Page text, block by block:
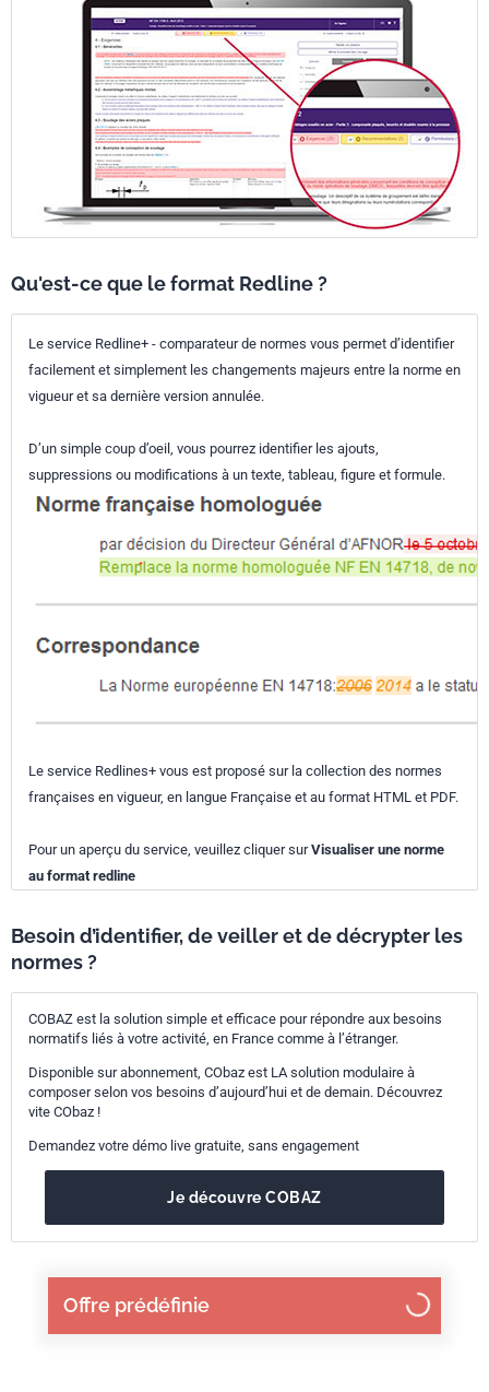
Offre prédéfinie
Qu'est-ce que le format Redline ?
Le service Redline+ - comparateur de normes vous permet d’identifier
facilement et simplement les changements majeurs entre la norme en
vigueur et sa dernière version annulée.
D’un simple coup d’oeil, vous pourrez identifier les ajouts,
suppressions ou modifications à un texte, tableau, figure et formule.
Le service Redlines+ vous est proposé sur la collection des normes
françaises en vigueur, en langue Française et au format HTML et PDF.
Pour un aperçu du service, veuillez cliquer surVisualiser une norme
au format redline
Besoin d’identifier, de veiller et de décrypter les
normes ?
COBAZ est la solution simple et efficace pour répondre aux besoins
normatifs liés à votre activité, en France comme à l’étranger.
Disponible sur abonnement, CObaz est LA solution modulaire à
composer selon vos besoins d’aujourd’hui et de demain. Découvrez
vite CObaz !
Demandez votre démo live gratuite, sans engagement
Je découvre COBAZ